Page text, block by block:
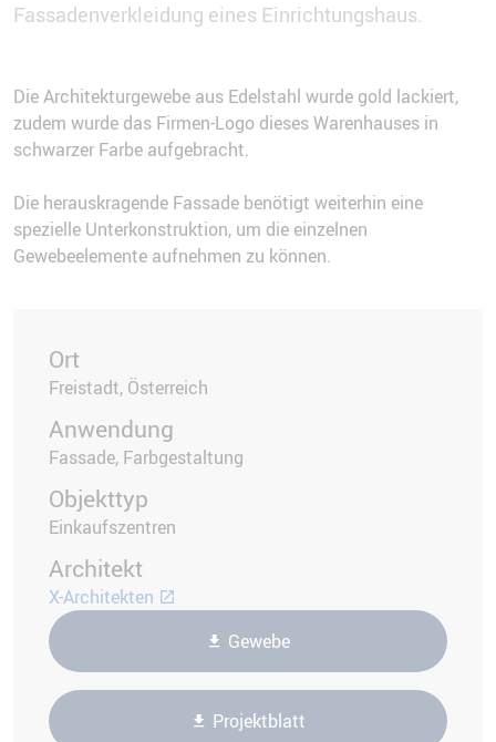
Fassadenverkleidung eines Einrichtungshaus.
Die Architekturgewebe aus Edelstahl wurde gold lackiert,
zudem wurde das Firmen-Logo dieses Warenhauses in
schwarzer Farbe aufgebracht.
Die herauskragende Fassade benötigt weiterhin eine
spezielle Unterkonstruktion, um die einzelnen
Gewebeelemente aufnehmen zu können.
Ort
Freistadt, Österreich
Anwendung
Fassade, Farbgestaltung
Objekttyp
Einkaufszentren
Architekt
X-Architekten
Gewebe
Projektblatt